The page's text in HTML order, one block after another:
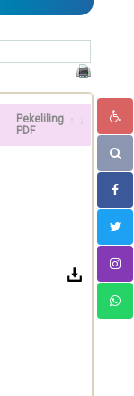
Pekeliling
PDF